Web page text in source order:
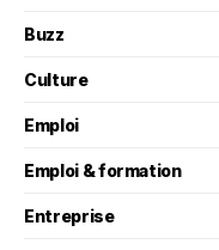
Buzz
Culture
Emploi
Emploi & formation
Entreprise